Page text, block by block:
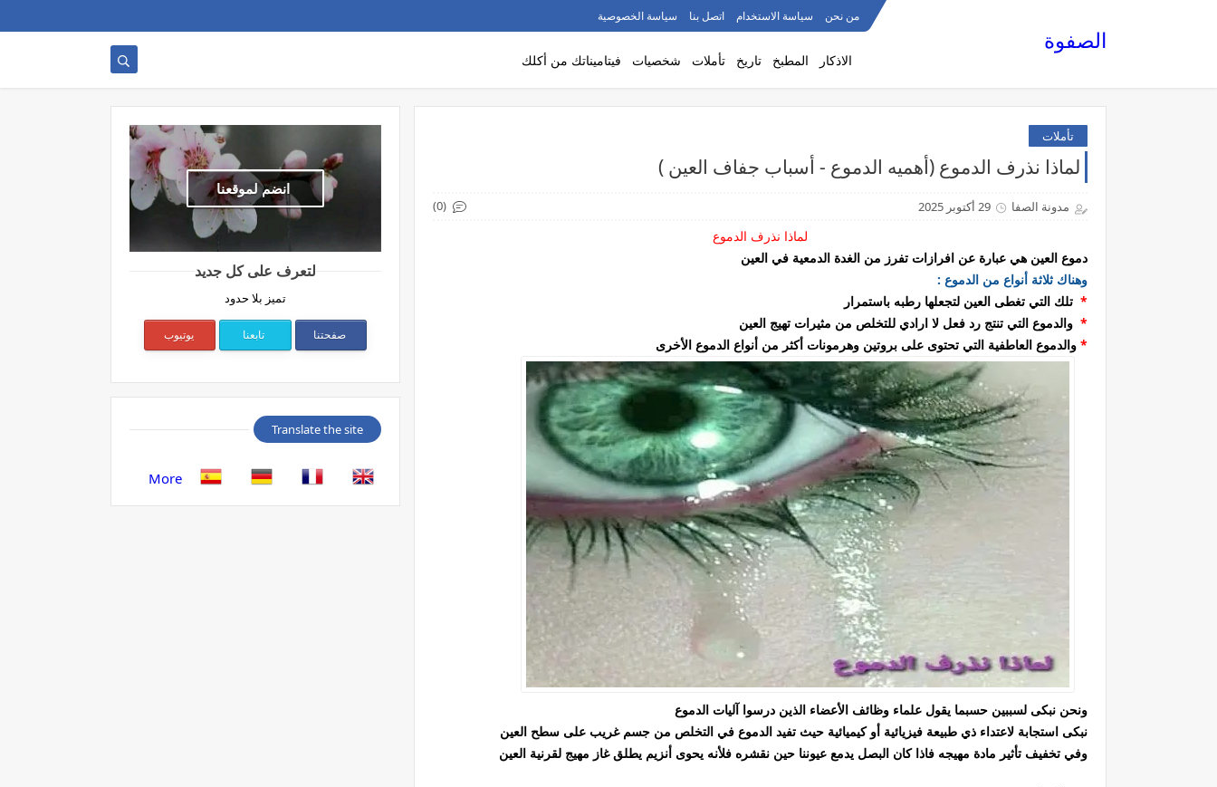
من نحن سياسة الاستخدام اتصل بنا سياسة الخصوصية
الصفوة
الاذكار المطبخ تاريخ تأملات شخصيات فيتاميناتك من أكلك
تأملات
لماذا نذرف الدموع (أهميه الدموع - أسباب جفاف العين )
مدونة الصفا 29 أكتوبر 2025 (0)
لماذا نذرف الدموع
دموع العين هي عبارة عن افرازات تفرز من الغدة الدمعية في العين
وهناك ثلاثة أنواع من الدموع :
* تلك التي تغطى العين لتجعلها رطبه باستمرار
* والدموع التي تنتج رد فعل لا ارادي للتخلص من مثيرات تهيج العين
* والدموع العاطفية التي تحتوى على بروتين وهرمونات أكثر من أنواع الدموع الأخرى
ونحن نبكى لسببين حسبما يقول علماء وظائف الأعضاء الذين درسوا آليات الدموع
نبكى استجابة لاعتداء ذي طبيعة فيزيائية أو كيميائية حيث تفيد الدموع في التخلص من جسم غريب على سطح العين
وفي تخفيف تأثير مادة مهيجه فاذا كان البصل يدمع عيوننا حين نقشره فلأنه يحوى أنزيم يطلق غاز مهيج لقرنية العين
انضم لموقعنا
لتعرف على كل جديد
تميز بلا حدود
صفحتنا تابعنا يوتيوب
Translate the site
More